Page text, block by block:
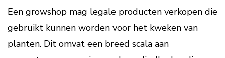
Een growshop mag legale producten verkopen die
gebruikt kunnen worden voor het kweken van
planten. Dit omvat een breed scala aan